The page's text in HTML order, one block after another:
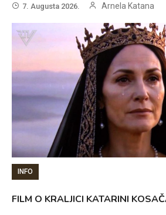
7. Augusta 2026. Arnela Katana
INFO
FILM O KRALJICI KATARINI